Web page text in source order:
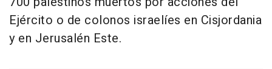
Ejército o de colonos israelíes en Cisjordania
y en Jerusalén Este.